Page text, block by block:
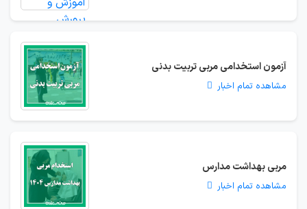
آزمون استخدامی مربی تربیت بدنی
مشاهده تمام اخبار
مربی بهداشت مدارس
مشاهده تمام اخبار